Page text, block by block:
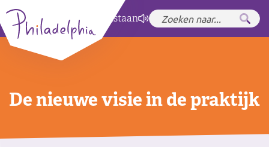
Zet hoog contrastaan
De nieuwe visie in de praktijk